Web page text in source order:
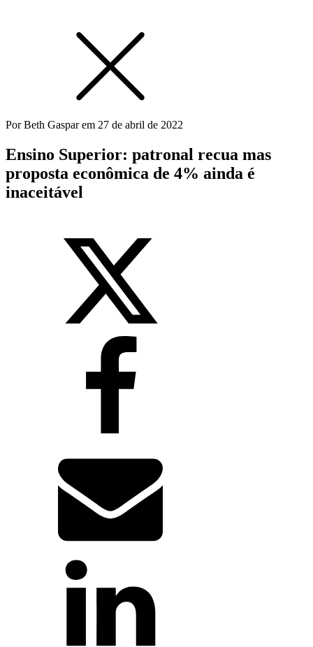
PorBeth Gasparem 27 de abril de 2022
Ensino Superior: patronal recua mas
proposta econômica de 4% ainda é
inaceitável